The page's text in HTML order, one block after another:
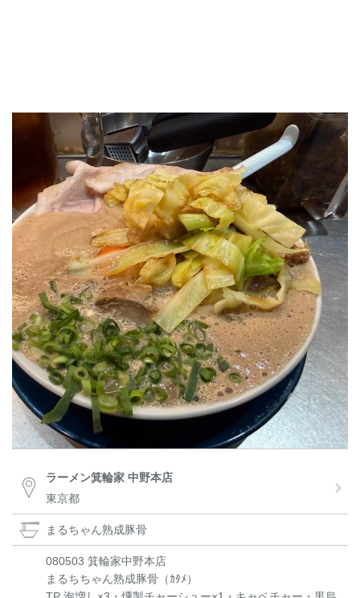
ラーメン箕輪家 中野本店
東京都
まるちゃん熟成豚骨
080503 箕輪家中野本店
まるちちゃん熟成豚骨（ｶﾀﾒ）